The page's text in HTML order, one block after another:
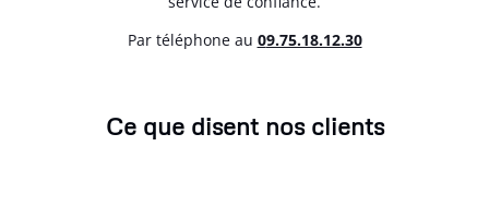
Par téléphone au 09.75.18.12.30
Ce que disent nos clients